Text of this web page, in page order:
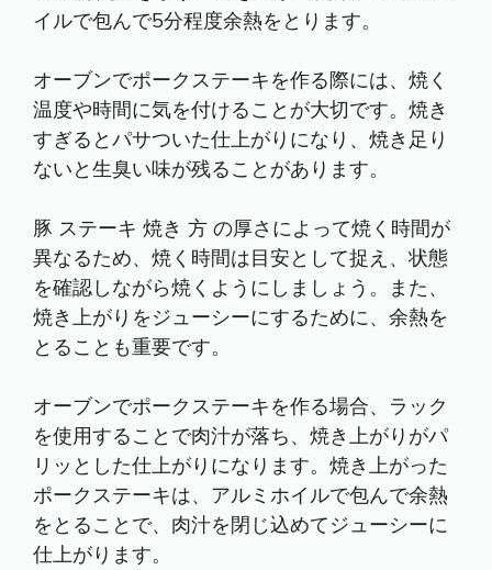
イルで包んで5分程度余熱をとります。
オーブンでポークステーキを作る際には、焼く
温度や時間に気を付けることが大切です。焼き
すぎるとパサついた仕上がりになり、焼き足り
ないと生臭い味が残ることがあります。
豚 ステーキ 焼き 方 の厚さによって焼く時間が
異なるため、焼く時間は目安として捉え、状態
を確認しながら焼くようにしましょう。また、
焼き上がりをジューシーにするために、余熱を
とることも重要です。
オーブンでポークステーキを作る場合、ラック
を使用することで肉汁が落ち、焼き上がりがパ
リッとした仕上がりになります。焼き上がった
ポークステーキは、アルミホイルで包んで余熱
をとることで、肉汁を閉じ込めてジューシーに
仕上がります。